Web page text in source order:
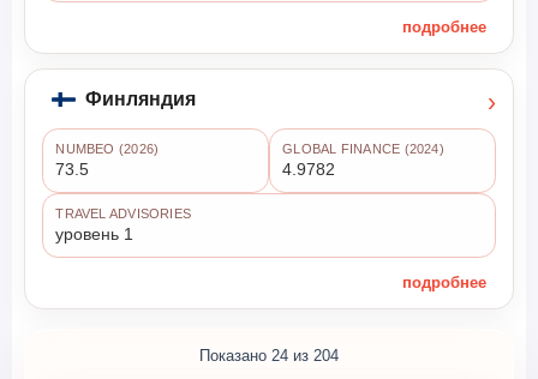
подробнее
Финляндия ›
NUMBEO (2026)
73.5
GLOBAL FINANCE (2024)
4.9782
TRAVEL ADVISORIES
уровень 1
подробнее
Показано 24 из 204